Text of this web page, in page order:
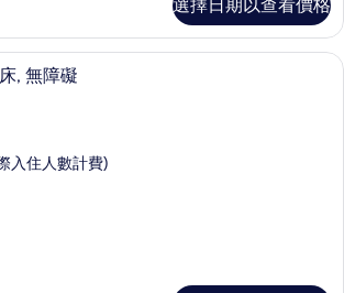
選擇日期以查看價格
客房內保險箱、書桌、筆電工作空間
, 無障礙
入住人數計費)